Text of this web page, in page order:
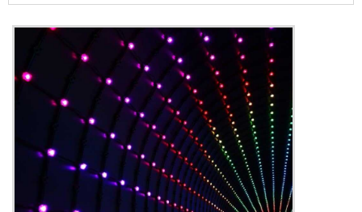
da luz, possui boa resistência a arranhões,
possui também difícil aderência de
manchas e sujeiras, sendo de fácil
limpeza. INFORMAÇÕES ADICIONAIS SOBRE
O PRODUTOEste difus...